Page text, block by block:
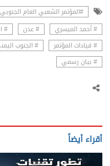
#المؤتمر الشعبي العام الجنوبي
# أحمد الميسري
# عدن
#
# قيادات المؤتمر
# الجنوب
# بيان رسمي
أقراء أيضاً